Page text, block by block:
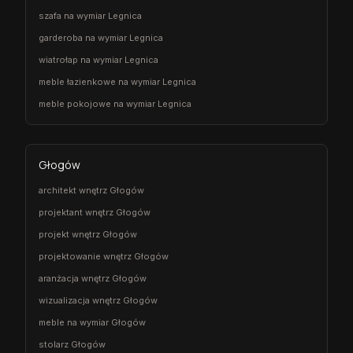
szafa na wymiar Legnica
garderoba na wymiar Legnica
wiatrołap na wymiar Legnica
meble łazienkowe na wymiar Legnica
meble pokojowe na wymiar Legnica
Głogów
architekt wnętrz Głogów
projektant wnętrz Głogów
projekt wnętrz Głogów
projektowanie wnętrz Głogów
aranżacja wnętrz Głogów
wizualizacja wnętrz Głogów
meble na wymiar Głogów
stolarz Głogów